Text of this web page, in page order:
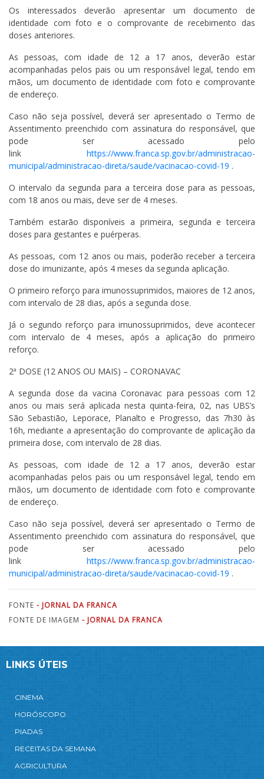
Os interessados deverão apresentar um documento de
identidade com foto e o comprovante de recebimento das
doses anteriores.
As pessoas, com idade de 12 a 17 anos, deverão estar
acompanhadas pelos pais ou um responsável legal, tendo em
mãos, um documento de identidade com foto e comprovante
de endereço.
Caso não seja possível, deverá ser apresentado o Termo de
Assentimento preenchido com assinatura do responsável, que
pode ser acessado pelo
link https://www.franca.sp.gov.br/administracao-
municipal/administracao-direta/saude/vacinacao-covid-19 .
O intervalo da segunda para a terceira dose para as pessoas,
com 18 anos ou mais, deve ser de 4 meses.
Também estarão disponíveis a primeira, segunda e terceira
doses para gestantes e puérperas.
As pessoas, com 12 anos ou mais, poderão receber a terceira
dose do imunizante, após 4 meses da segunda aplicação.
O primeiro reforço para imunossuprimidos, maiores de 12 anos,
com intervalo de 28 dias, após a segunda dose.
Já o segundo reforço para imunossuprimidos, deve acontecer
com intervalo de 4 meses, após a aplicação do primeiro
reforço.
2ª DOSE (12 ANOS OU MAIS) – CORONAVAC
A segunda dose da vacina Coronavac para pessoas com 12
anos ou mais será aplicada nesta quinta-feira, 02, nas UBS’s
São Sebastião, Leporace, Planalto e Progresso, das 7h30 às
16h, mediante a apresentação do comprovante de aplicação da
primeira dose, com intervalo de 28 dias.
As pessoas, com idade de 12 a 17 anos, deverão estar
acompanhadas pelos pais ou um responsável legal, tendo em
mãos, um documento de identidade com foto e comprovante
de endereço.
Caso não seja possível, deverá ser apresentado o Termo de
Assentimento preenchido com assinatura do responsável, que
pode ser acessado pelo
link https://www.franca.sp.gov.br/administracao-
municipal/administracao-direta/saude/vacinacao-covid-19 .
FONTE - JORNAL DA FRANCA
FONTE DE IMAGEM - JORNAL DA FRANCA
LINKS ÚTEIS
CINEMA
HORÓSCOPO
PIADAS
RECEITAS DA SEMANA
AGRICULTURA